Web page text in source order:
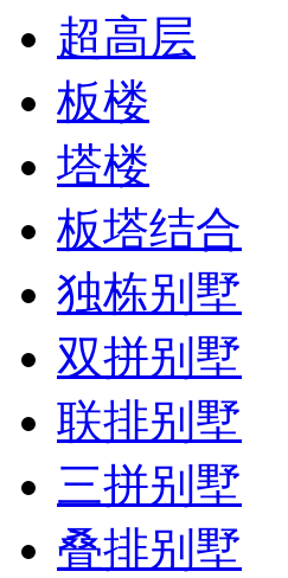
超高层
板楼
塔楼
板塔结合
独栋别墅
双拼别墅
联排别墅
三拼别墅
叠排别墅